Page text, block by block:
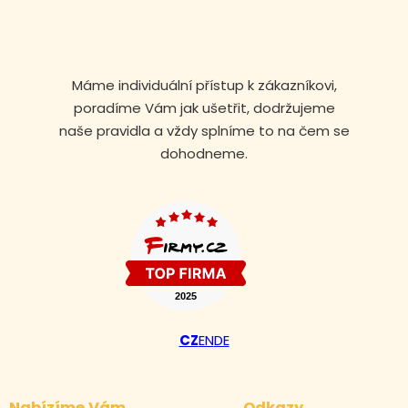
Máme individuální přístup k zákazníkovi,
poradíme Vám jak ušetřit, dodržujeme
naše pravidla a vždy splníme to na čem se
dohodneme.
CZENDE